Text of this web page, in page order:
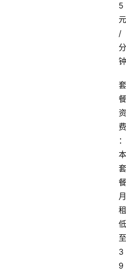
5
元
/
分
钟
套
餐
资
费
：
本
套
餐
月
租
低
至
3
9